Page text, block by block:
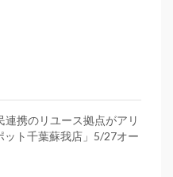
携のリユース拠点がアリ
ット千葉蘇我店」5/27オー